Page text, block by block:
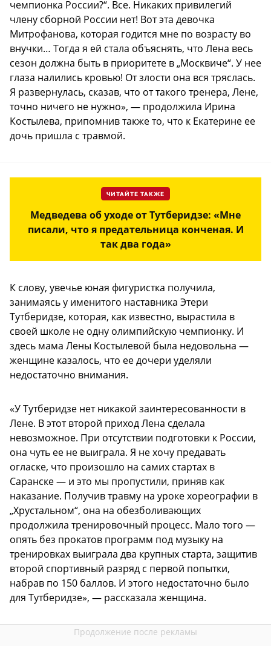
чемпионка России?“. Все. Никаких привилегий
члену сборной России нет! Вот эта девочка
Митрофанова, которая годится мне по возрасту во
внучки… Тогда я ей стала объяснять, что Лена весь
сезон должна быть в приоритете в „Москвиче“. У нее
глаза налились кровью! От злости она вся тряслась.
Я развернулась, сказав, что от такого тренера, Лене,
точно ничего не нужно», — продолжила Ирина
Костылева, припомнив также то, что к Екатерине ее
дочь пришла с травмой.
ЧИТАЙТЕ ТАКЖЕ
Медведева об уходе от Тутберидзе: «Мне
писали, что я предательница конченая. И
так два года»
К слову, увечье юная фигуристка получила,
занимаясь у именитого наставника Этери
Тутберидзе, которая, как известно, вырастила в
своей школе не одну олимпийскую чемпионку. И
здесь мама Лены Костылевой была недовольна —
женщине казалось, что ее дочери уделяли
недостаточно внимания.
«У Тутберидзе нет никакой заинтересованности в
Лене. В этот второй приход Лена сделала
невозможное. При отсутствии подготовки к России,
она чуть ее не выиграла. Я не хочу предавать
огласке, что произошло на самих стартах в
Саранске — и это мы пропустили, приняв как
наказание. Получив травму на уроке хореографии в
„Хрустальном“, она на обезболивающих
продолжила тренировочный процесс. Мало того —
опять без прокатов программ под музыку на
тренировках выиграла два крупных старта, защитив
второй спортивный разряд с первой попытки,
набрав по 150 баллов. И этого недостаточно было
для Тутберидзе», — рассказала женщина.